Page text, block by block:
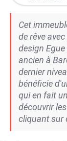
Cet
de rêve
design
ancien à
dernier
bénéficie
qui en fait
découvrir
cliquant sur